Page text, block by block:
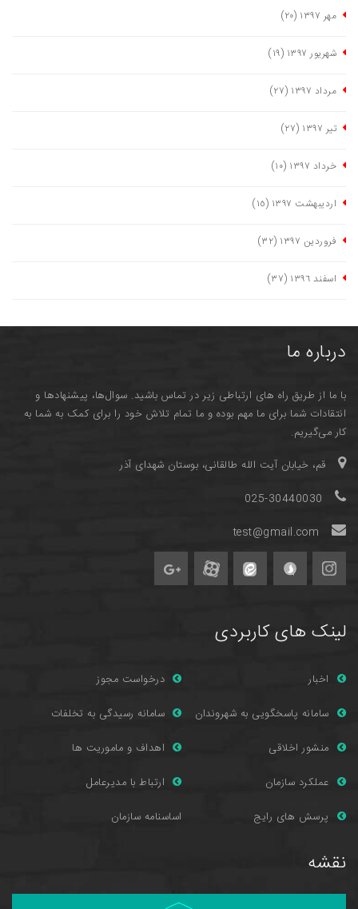
مهر ١٣٩٧ (٢٠)
شهریور ١٣٩٧ (١٩)
مرداد ١٣٩٧ (٢٧)
تیر ١٣٩٧ (٢٧)
خرداد ١٣٩٧ (١٠)
اردیبهشت ١٣٩٧ (١٥)
فروردین ١٣٩٧ (٣٢)
اسفند ١٣٩٦ (٣٧)
درباره ما
با ما از طریق راه های ارتباطی زیر در تماس باشید. سوال‌ها، پیشنهادها و
انتقادات شما برای ما مهم بوده و ما تمام تلاش خود را برای کمک به شما به
کار می‌گیریم.
قم، خیابان آیت الله طالقانی، بوستان شهدای آذر
025-30440030
test@gmail.com
لینک های کاربردی
اخبار
درخواست مجوز
سامانه پاسخگویی به شهروندان
سامانه رسیدگی به تخلفات
منشور اخلاقی
اهداف و ماموریت ها
عملکرد سازمان
ارتباط با مدیرعامل
پرسش های رایج اساسنامه سازمان
نقشه